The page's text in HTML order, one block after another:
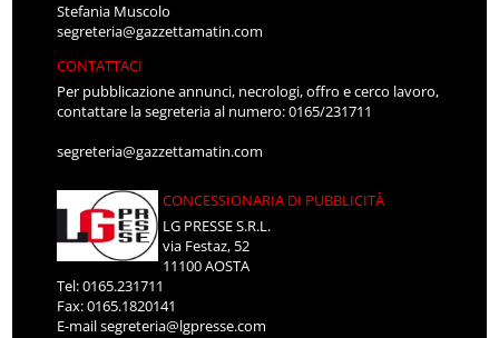
Stefania Muscolo
segreteria@gazzettamatin.com
CONTATTACI
Per pubblicazione annunci, necrologi, offro e cerco lavoro,
contattare la segreteria al numero: 0165/231711
segreteria@gazzettamatin.com
CONCESSIONARIA DI PUBBLICITÀ
LG PRESSE S.R.L.
via Festaz, 52
11100 AOSTA
Tel: 0165.231711
Fax: 0165.1820141
E-mailsegreteria@lgpresse.com